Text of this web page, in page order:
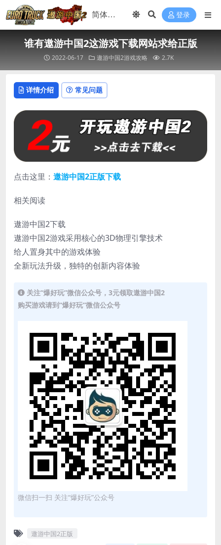
登录
谁有遨游中国2这游戏下载网站求给正版
2022-06-17 遨游中国2游戏攻略 2.7K
详情介绍 常见问题
点击这里： 遨游中国2正版下载
相关阅读
遨游中国2下载
遨游中国2游戏采用核心的3D物理引擎技术
给人置身其中的游戏体验
全新玩法升级，独特的创新内容体验
关注“爆好玩”微信公众号，3元领取遨游中国2
购买游戏请到“爆好玩”微信公众号
微信扫一扫 关注“爆好玩”公众号
遨游中国2正版